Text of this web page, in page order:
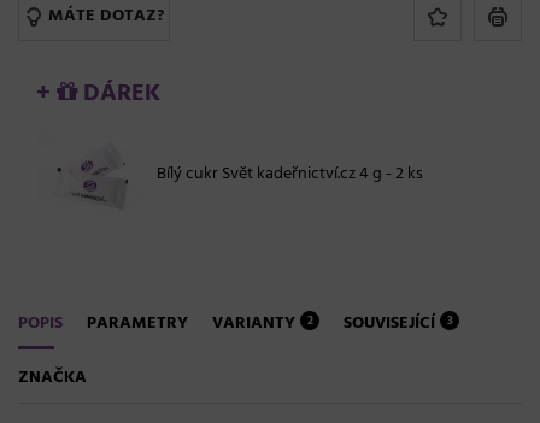
MÁTE DOTAZ?
+ DÁREK
Bílý cukr Svět kadeřnictví.cz 4 g - 2 ks
POPIS PARAMETRY VARIANTY 2 SOUVISEJÍCÍ 3
ZNAČKA